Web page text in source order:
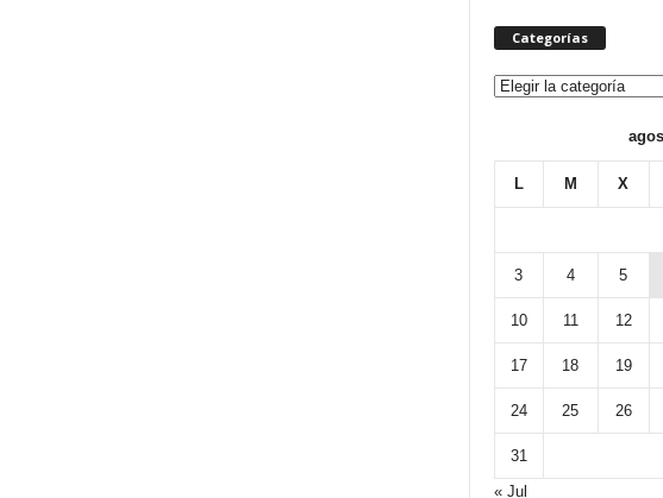
Categorías
Categorías
L M X
3 4 5
10 11 12
17 18 19
24 25 26
31
« Jul